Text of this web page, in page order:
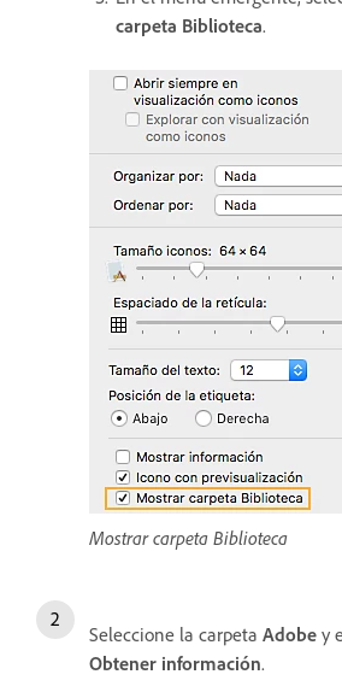
carpeta Biblioteca.
Mostrar carpeta Biblioteca
Seleccione la carpeta Adobe y
Obtener información.